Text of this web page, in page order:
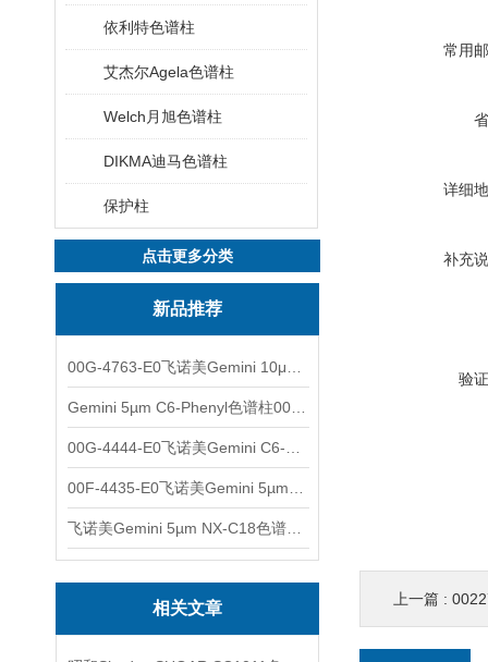
依利特色谱柱
艾杰尔Agela色谱柱
Welch月旭色谱柱
DIKMA迪马色谱柱
保护柱
点击更多分类
新品推荐
相关文章
常用
详细
补充
验
上一篇 :